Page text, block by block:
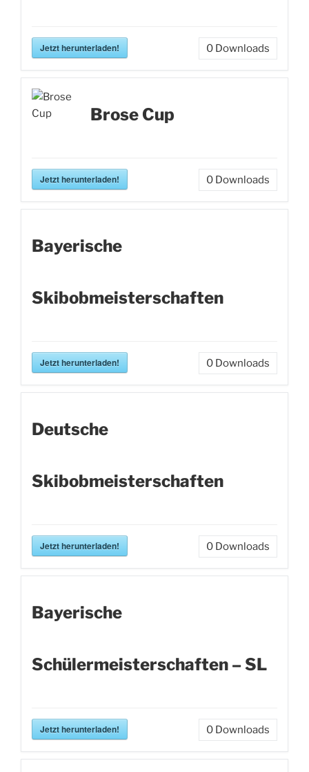
Jetzt herunterladen! 0 Downloads
Brose Cup
Jetzt herunterladen! 0 Downloads
Bayerische
Skibobmeisterschaften
Jetzt herunterladen! 0 Downloads
Deutsche
Skibobmeisterschaften
Jetzt herunterladen! 0 Downloads
Bayerische
Schülermeisterschaften – SL
Jetzt herunterladen! 0 Downloads